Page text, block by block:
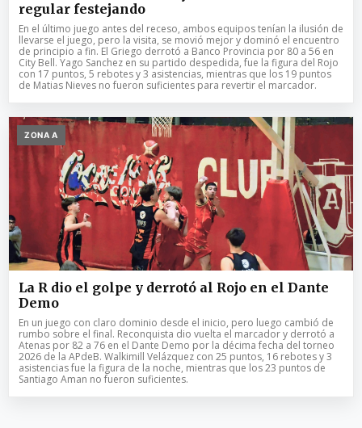
regular festejando
En el último juego antes del receso, ambos equipos tenían la ilusión de
llevarse el juego, pero la visita, se movió mejor y dominó el encuentro
de principio a fin. El Griego derrotó a Banco Provincia por 80 a 56 en
City Bell. Yago Sanchez en su partido despedida, fue la figura del Rojo
con 17 puntos, 5 rebotes y 3 asistencias, mientras que los 19 puntos
de Matias Nieves no fueron suficientes para revertir el marcador.
ZONA A
La R dio el golpe y derrotó al Rojo en el Dante
Demo
En un juego con claro dominio desde el inicio, pero luego cambió de
rumbo sobre el final. Reconquista dio vuelta el marcador y derrotó a
Atenas por 82 a 76 en el Dante Demo por la décima fecha del torneo
2026 de la APdeB. Walkimill Velázquez con 25 puntos, 16 rebotes y 3
asistencias fue la figura de la noche, mientras que los 23 puntos de
Santiago Aman no fueron suficientes.